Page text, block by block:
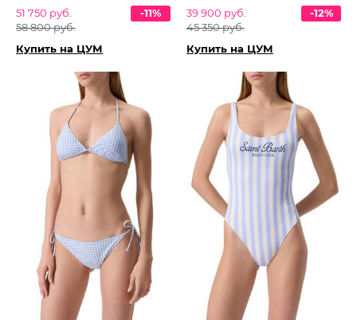
51 750 руб.
58 800 руб.
-11%
Купить на ЦУМ
39 900 руб.
45 350 руб.
-12%
Купить на ЦУМ